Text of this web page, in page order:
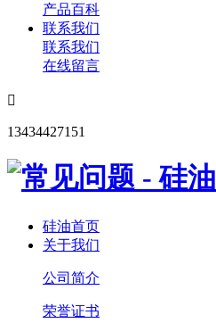
产品百科
联系我们
联系我们
在线留言

13434427151
硅油首页
关于我们
公司简介
荣誉证书